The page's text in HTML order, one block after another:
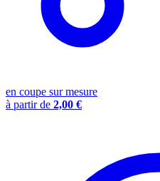
en coupe sur mesure
à partir de 2,00 €